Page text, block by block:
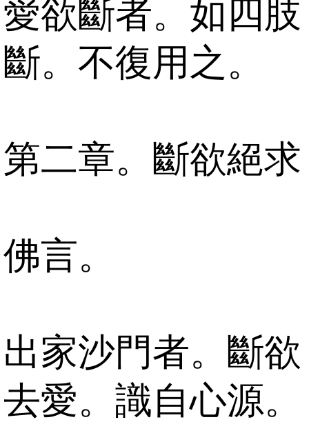
愛欲斷者。如四肢
斷。不復用之。
第二章。斷欲絕求
佛言。
出家沙門者。斷欲
去愛。識自心源。